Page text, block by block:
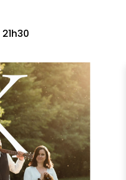
21h30